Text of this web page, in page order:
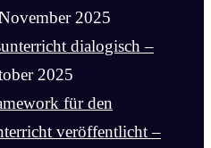
2025
dialogisch –
2025
für den
veröffentlicht –